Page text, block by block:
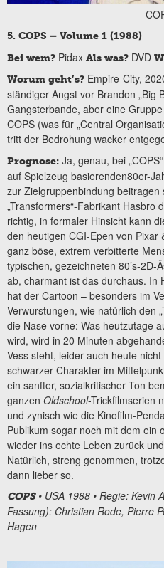
5. COPS – Volume 1 (1988)
Bei wem? Pidax Als was? DVD
Worum geht’s? Empire-City,
ständiger Angst vor Brandon „Big
Gangsterbande, aber eine
COPS (was für „Central
tritt der Bedrohung wacker
Prognose: Ja, genau, bei
auf Spielzeug basierenden80er-
zur Zielgruppenbindung
„Transformers“-Fabrikant Hasbro
richtig, in formaler Hinsicht kann
den heutigen CGI-Epen von Pixar
ganz böse, extrem verbitterte
typischen, gezeichneten 80’s-2D-
ab, charmant ist das durchaus. In
hat der Cartoon – besonders im
Verwurstungen, wie natürlich den
die Nase vorne: Was heutzutage
wird, wird in 20 Minuten
Vess steht, leider auch heute
schwarzer Charakter im
ein sanfter, sozialkritischer Ton
ganzen Oldschool-Trickfilmserien
und zynisch wie die Kinofilm-
Publikum sogar noch mit dem ein
wieder ins echte Leben zurück
Natürlich, streng genommen,
dann lieber so.
COPS• USA 1988 • Regie: Kevin
Fassung): Christian Rode, Pierre
Hagen